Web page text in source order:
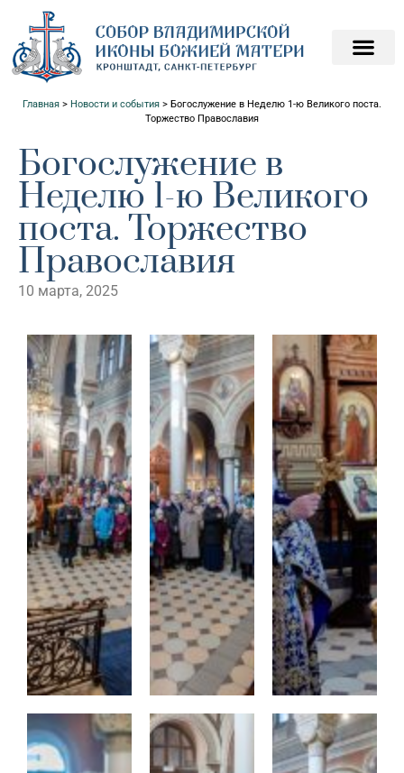
Главная > Новости и события > Богослужение в Неделю 1-ю Великого поста.
Торжество Православия
Богослужение в
Неделю 1-ю Великого
поста. Торжество
Православия
10 марта, 2025